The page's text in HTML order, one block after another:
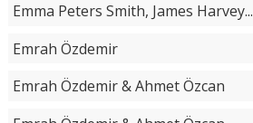
Emma Peters Smith, James Harvey...
Emrah Özdemir
Emrah Özdemir & Ahmet Özcan